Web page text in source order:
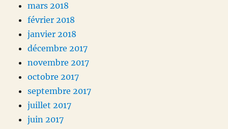
mars 2018
février 2018
janvier 2018
décembre 2017
novembre 2017
octobre 2017
septembre 2017
juillet 2017
juin 2017